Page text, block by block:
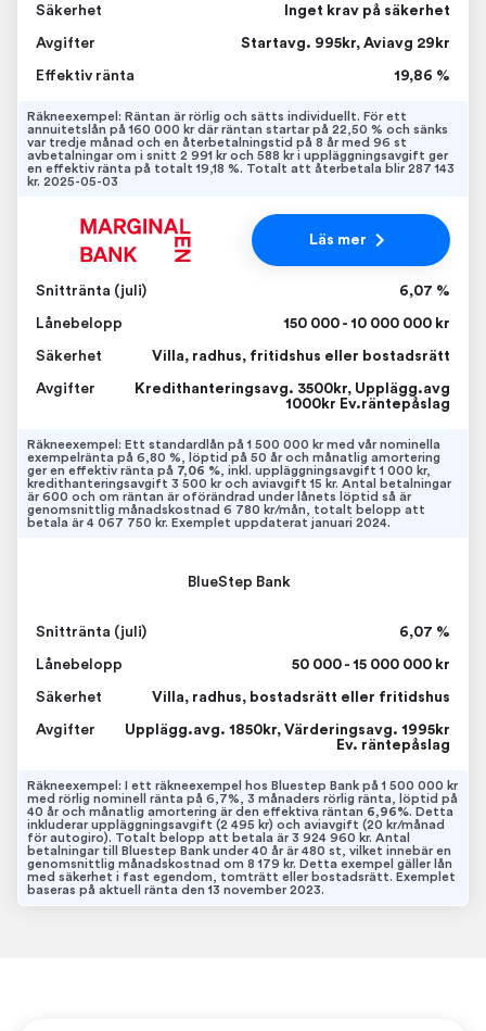
Säkerhet Inget krav på säkerhet
Avgifter Startavg. 995kr, Aviavg 29kr
Effektiv ränta 19,86 %
Räkneexempel: Räntan är rörlig och sätts individuellt. För ett
annuitetslån på 160 000 kr där räntan startar på 22,50 % och sänks
var tredje månad och en återbetalningstid på 8 år med 96 st
avbetalningar om i snitt 2 991 kr och 588 kr i uppläggningsavgift ger
en effektiv ränta på totalt 19,18 %. Totalt att återbetala blir 287 143
kr. 2025-05-03
Snittränta (juli) 6,07 %
Lånebelopp 150 000 - 10 000 000 kr
Säkerhet Villa, radhus, fritidshus eller bostadsrätt
Avgifter
Kredithanteringsavg. 3500kr, Upplägg.avg
1000kr Ev.räntepåslag
Läs mer
Räkneexempel: Ett standardlån på 1 500 000 kr med vår nominella
exempelränta på 6,80 %, löptid på 50 år och månatlig amortering
ger en effektiv ränta på 7,06 % , inkl. uppläggningsavgift 1 000 kr,
kredithanteringsavgift 3 500 kr och aviavgift 15 kr. Antal betalningar
är 600 och om räntan är oförändrad under lånets löptid så är
genomsnittlig månadskostnad 6 780 kr/mån, totalt belopp att
betala är 4 067 750 kr. Exemplet uppdaterat januari 2024.
BlueStep Bank
Snittränta (juli) 6,07 %
Lånebelopp 50 000 - 15 000 000 kr
Säkerhet Villa, radhus, bostadsrätt eller fritidshus
Avgifter
Upplägg.avg. 1850kr, Värderingsavg. 1995kr
Ev. räntepåslag
Räkneexempel: I ett räkneexempel hos Bluestep Bank på 1 500 000 kr
med rörlig nominell ränta på 6,7%, 3 månaders rörlig ränta, löptid på
40 år och månatlig amortering är den effektiva räntan 6,96%. Detta
inkluderar uppläggningsavgift (2 495 kr) och aviavgift (20 kr/månad
för autogiro). Totalt belopp att betala är 3 924 960 kr. Antal
betalningar till Bluestep Bank under 40 år är 480 st, vilket innebär en
genomsnittlig månadskostnad om 8 179 kr. Detta exempel gäller lån
med säkerhet i fast egendom, tomträtt eller bostadsrätt. Exemplet
baseras på aktuell ränta den 13 november 2023.